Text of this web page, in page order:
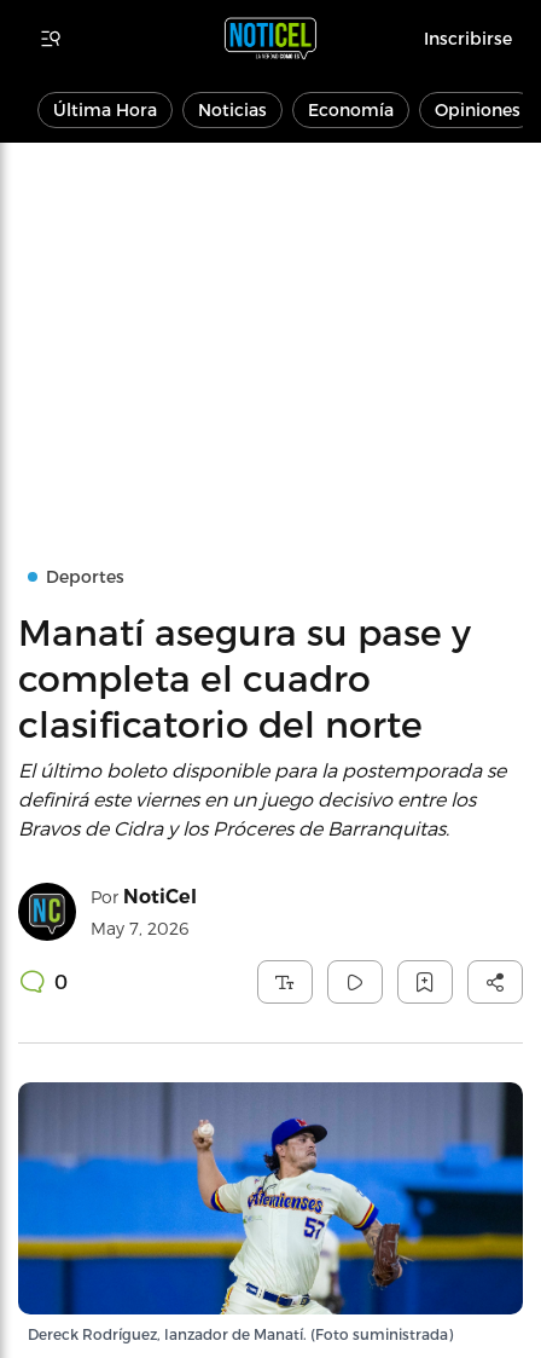
Inscribirse
Última Hora Noticias Economía Opiniones
Deportes
Manatí asegura su pase y
completa el cuadro
clasificatorio del norte
El último boleto disponible para la postemporada se
definirá este viernes en un juego decisivo entre los
Bravos de Cidra y los Próceres de Barranquitas.
Por NotiCel
May 7, 2026
0
Dereck Rodríguez, lanzador de Manatí. (Foto suministrada)